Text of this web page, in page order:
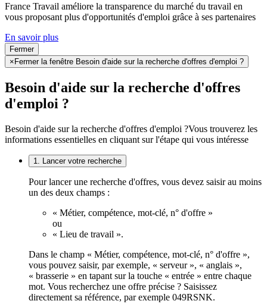
France Travail améliore la transparence du marché du travail en
vous proposant plus d'opportunités d'emploi grâce à ses partenaires
En savoir plus
Fermer
×Fermer la fenêtre Besoin d'aide sur la recherche d'offres d'emploi ?
Besoin d'aide sur la recherche d'offres
d'emploi ?
Besoin d'aide sur la recherche d'offres d'emploi ?Vous trouverez les
informations essentielles en cliquant sur l'étape qui vous intéresse
1. Lancer votre recherche
Pour lancer une recherche d'offres, vous devez saisir au moins
un des deux champs :
« Métier, compétence, mot-clé, n° d'offre »
ou
« Lieu de travail ».
Dans le champ « Métier, compétence, mot-clé, n° d'offre »,
vous pouvez saisir, par exemple, « serveur », « anglais »,
« brasserie » en tapant sur la touche « entrée » entre chaque
mot. Vous recherchez une offre précise ? Saisissez
directement sa référence, par exemple 049RSNK.